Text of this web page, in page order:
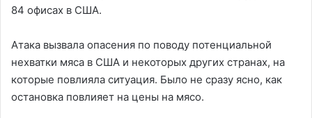
84 офисах в США.
Атака вызвала опасения по поводу потенциальной
нехватки мяса в США и некоторых других странах, на
которые повлияла ситуация. Было не сразу ясно, как
остановка повлияет на цены на мясо.